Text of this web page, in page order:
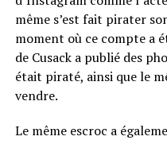
même s’est fait pirater
moment où ce compte a
de Cusack a publié des
était piraté, ainsi que le
vendre.
Le même escroc a